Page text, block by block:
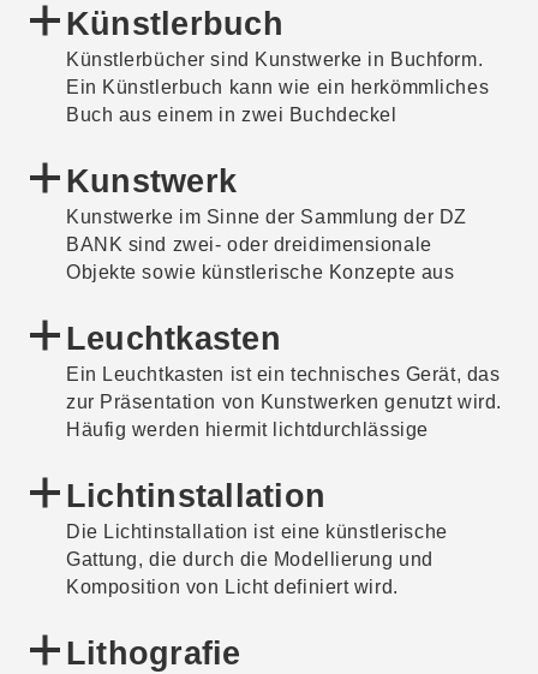
Radierungstechniken wird die Platte daraufhin
nicht geätzt. Stattdessen wird sie direkt mit
Druckfarbe bestrichen, die sich in die
Vertiefungen setzt. Überschüssige Farbe wird
entfernt und dann die Platte auf Papier
entsteht.
Künstlerbuch
Künstlerbücher sind Kunstwerke in Buchform.
Ein Künstlerbuch kann wie ein herkömmliches
Buch aus einem in zwei Buchdeckel
Präsentationsformen wie ein Leporello oder in
einer Box gesammelte und angeordnete lose
Blätter, Fotografien oder Drucke werden
ebenfalls als Künstlerbuch bezeichnet.
Kunstwerk
Kunstwerke im Sinne der Sammlung der DZ
BANK sind zwei- oder dreidimensionale
Objekte sowie künstlerische Konzepte aus
Menschen in kreativen Prozessen geschaffen.
Bei der Begegnung lösen sie emotionale
Reaktionen aus und regen zum Nachdenken an.
Leuchtkasten
Ein Leuchtkasten ist ein technisches Gerät, das
zur Präsentation von Kunstwerken genutzt wird.
Häufig werden hiermit lichtdurchlässige
Negativfilme durchleuchtet. Hinter diesem
Material befinden sich Leuchtstoffröhren oder
Leuchtdioden (LED). Material und Lichtquelle
sind in der Regel von einem Rahmen umgeben,
der die Kastenform bedingt.
Lichtinstallation
Die Lichtinstallation ist eine künstlerische
Gattung, die durch die Modellierung und
Komposition von Licht definiert wird.
Lithografie